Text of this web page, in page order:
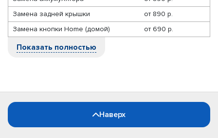
Замена задней крышки
от 890 р.
Замена кнопки Home (домой)
от 690 р.
Показать полностью
Наверх